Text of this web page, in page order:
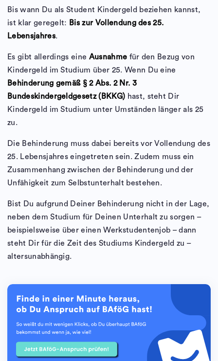
Bis wann Du als Student Kindergeld beziehen kannst,
ist klar geregelt: Bis zur Vollendung des 25.
Lebensjahres.
Es gibt allerdings eine Ausnahme für den Bezug von
Kindergeld im Studium über 25. Wenn Du eine
Behinderung gemäß § 2 Abs. 2 Nr. 3
Bundeskindergeldgesetz (BKKG) hast, steht Dir
Kindergeld im Studium unter Umständen länger als 25
zu.
Die Behinderung muss dabei bereits vor Vollendung des
25. Lebensjahres eingetreten sein. Zudem muss ein
Zusammenhang zwischen der Behinderung und der
Unfähigkeit zum Selbstunterhalt bestehen.
Bist Du aufgrund Deiner Behinderung nicht in der Lage,
neben dem Studium für Deinen Unterhalt zu sorgen –
beispielsweise über einen Werkstudentenjob – dann
steht Dir für die Zeit des Studiums Kindergeld zu –
altersunabhängig.